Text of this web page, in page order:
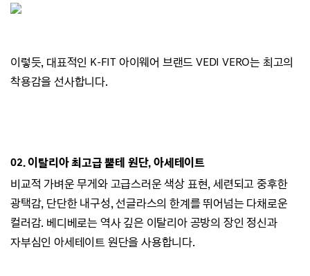
이렇듯, 대표적인 K-FIT 아이웨어 브랜드VEDI VERO는 최고의
착용감을 선사합니다.
02. 이탈리아 최고급 뿔테 원단, 아세테이트
비교적 가벼운 무게와 고급스러운 색상 표현, 세련되고 중후한
광택감, 단단한 내구성, 선글라스의 한계를 뛰어넘는 다채로운
컬러감. 베디베로는 역사 깊은 이탈리아 공방의 장인 정신과
자부심인 아세테이트 원단을 사용합니다.